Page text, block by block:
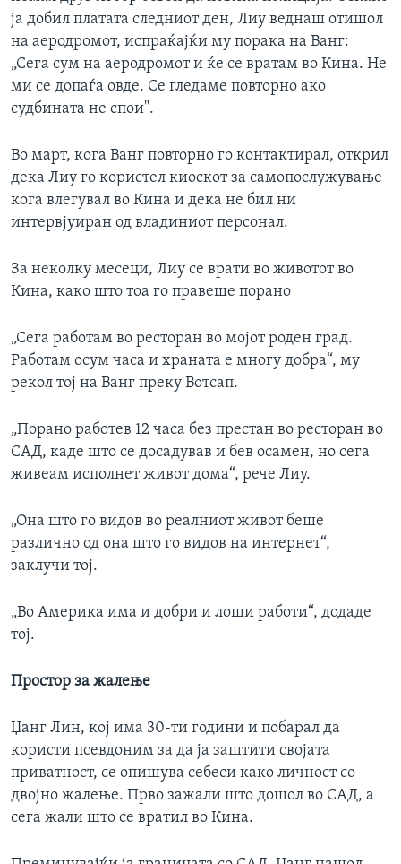
ја добил платата следниот ден, Лиу веднаш отишол
на аеродромот, испраќајќи му порака на Ванг:
„Сега сум на аеродромот и ќе се вратам во Кина. Не
ми се допаѓа овде. Се гледаме повторно ако
судбината не спои".
Во март, кога Ванг повторно го контактирал, открил
дека Лиу го користел киоскот за самопослужување
кога влегувал во Кина и дека не бил ни
интервјуиран од владиниот персонал.
За неколку месеци, Лиу се врати во животот во
Кина, како што тоа го правеше порано
„Сега работам во ресторан во мојот роден град.
Работам осум часа и храната е многу добра“, му
рекол тој на Ванг преку Вотсап.
„Порано работев 12 часа без престан во ресторан во
САД, каде што се досадував и бев осамен, но сега
живеам исполнет живот дома“, рече Лиу.
„Она што го видов во реалниот живот беше
различно од она што го видов на интернет“,
заклучи тој.
„Во Америка има и добри и лоши работи“, додаде
тој.
Простор за жалење
Џанг Лин, кој има 30-ти години и побарал да
користи псевдоним за да ја заштити својата
приватност, се опишува себеси како личност со
двојно жалење. Прво зажали што дошол во САД, а
сега жали што се вратил во Кина.